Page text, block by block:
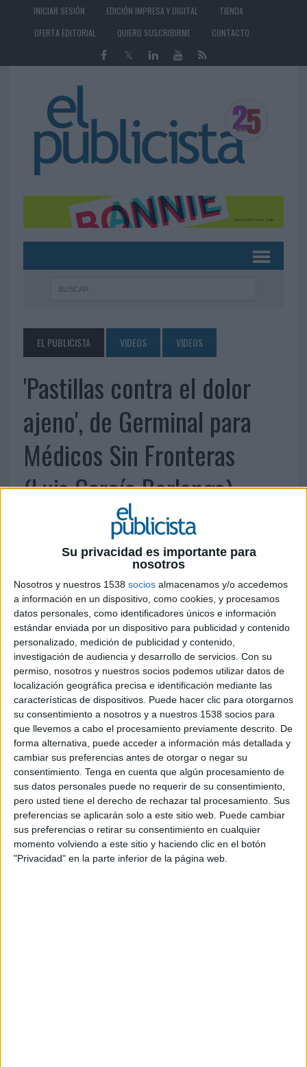
Su privacidad es importante para
nosotros
Nosotros y nuestros 1538 socios almacenamos y/o accedemos
a información en un dispositivo, como cookies, y procesamos
datos personales, como identificadores únicos e información
estándar enviada por un dispositivo para publicidad y contenido
personalizado, medición de publicidad y contenido,
investigación de audiencia y desarrollo de servicios. Con su
permiso, nosotros y nuestros socios podemos utilizar datos de
localización geográfica precisa e identificación mediante las
características de dispositivos. Puede hacer clic para otorgarnos
su consentimiento a nosotros y a nuestros 1538 socios para
que llevemos a cabo el procesamiento previamente descrito. De
forma alternativa, puede acceder a información más detallada y
cambiar sus preferencias antes de otorgar o negar su
consentimiento. Tenga en cuenta que algún procesamiento de
sus datos personales puede no requerir de su consentimiento,
pero usted tiene el derecho de rechazar tal procesamiento. Sus
preferencias se aplicarán solo a este sitio web. Puede cambiar
sus preferencias o retirar su consentimiento en cualquier
momento volviendo a este sitio y haciendo clic en el botón
"Privacidad" en la parte inferior de la página web.
INICIAR SESIÓN EDICIÓN IMPRESA Y DIGITAL
TIENDA
OFERTA EDITORIAL
QUIERO SUSCRIBIRME CONTACTO
EL PUBLICISTA VIDEOS VIDEOS
'Pastillas contra el dolor
ajeno', de Germinal para
Médicos Sin Fronteras
(Luis García Berlanga)
IMPRIMIR
TWEET